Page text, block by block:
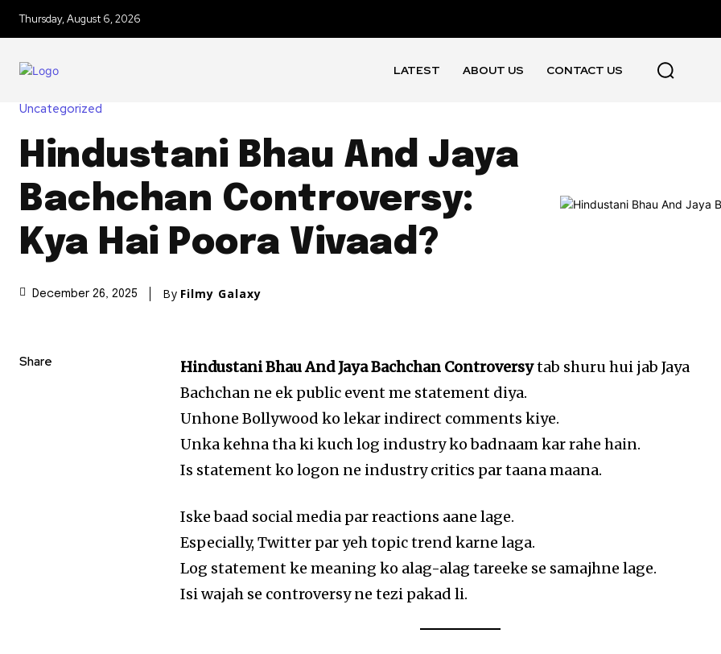
Thursday, August 6, 2026
LATEST ABOUT US CONTACT US
Uncategorized
Hindustani Bhau And Jaya
Bachchan Controversy:
Kya Hai Poora Vivaad?
December 26, 2025 By Filmy Galaxy
Share Hindustani Bhau And Jaya Bachchan Controversytab shuru hui jab Jaya
Bachchan ne ek public event me statement diya.
Unhone Bollywood ko lekar indirect comments kiye.
Unka kehna tha ki kuch log industry ko badnaam kar rahe hain.
Is statement ko logon ne industry critics par taana maana.
Iske baad social media par reactions aane lage.
Especially, Twitter par yeh topic trend karne laga.
Log statement ke meaning ko alag-alag tareeke se samajhne lage.
Isi wajah se controversy ne tezi pakad li.